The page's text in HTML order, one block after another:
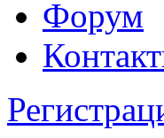
Форум